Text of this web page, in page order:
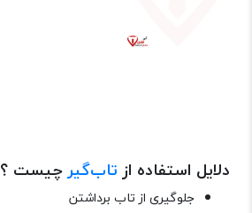
دلایل استفاده از تاب‌گیرچیست ؟
جلوگیری از تاب برداشتن